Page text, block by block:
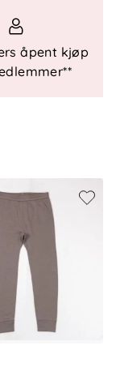
åpent kjøp